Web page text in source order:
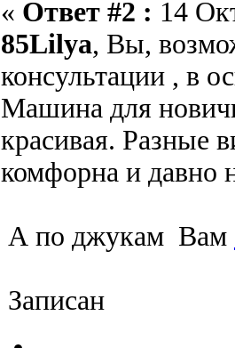
« Ответ #2 : 14
85Lilya, Вы,
консультации , в
Машина для
красивая. Разные
комфорна и давно
А по джукам Вам
Записан